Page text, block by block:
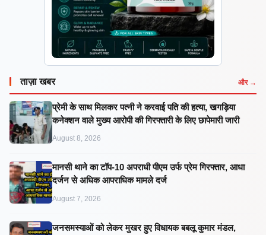
ताज़ा खबर और →
प्रेमी के साथ मिलकर पत्नी ने करवाई पति की हत्या, खगड़िया
कनेक्शन वाले मुख्य आरोपी की गिरफ्तारी के लिए छापेमारी जारी
August 8, 2026
मानसी थाने का टॉप-10 अपराधी पीएम उर्फ प्रेम गिरफ्तार, आधा
दर्जन से अधिक आपराधिक मामले दर्ज
August 7, 2026
जनसमस्याओं को लेकर मुखर हुए विधायक बबलू कुमार मंडल,